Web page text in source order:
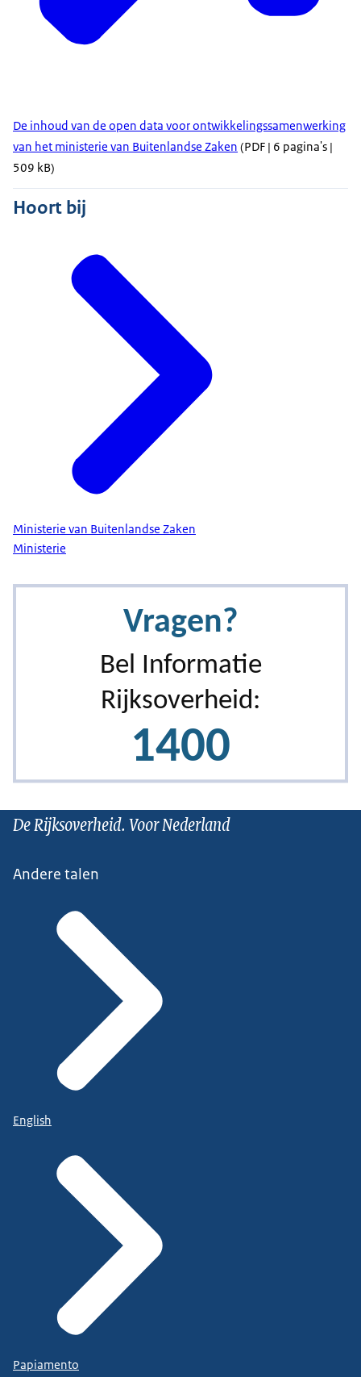
De inhoud van de open data voor ontwikkelingssamenwerking
van het ministerie van Buitenlandse Zaken (PDF | 6 pagina's |
509 kB)
Hoort bij
Ministerie van Buitenlandse Zaken
Ministerie
De Rijksoverheid. Voor Nederland
Andere talen
English
Papiamento